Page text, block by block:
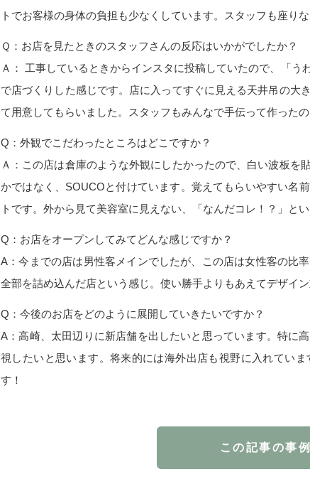
トでお客様の身体の負担も少なくしています。スタッフも座り
Ｑ：お店を見たときのスタッフさんの反応はいかがでしたか？
Ａ： 工事しているときからインスタに投稿していたので、「
で店づくりした感じです。店に入ってすぐに見える天井吊の大
て用意してもらいました。スタッフもみんなで手伝って作ったの
Q：外観でこだわったところはどこですか？
Ａ：この店は倉庫のような外観にしたかったので、白い波板を
かではなく、SOUCOと付けています。覚えてもらいやすい名
トです。外から見て美容室に見えない、「なんだコレ！？」と
Q：お店をオープンしてみてどんな感じですか？
A：今までの店は男性客メインでしたが、この店は女性客の比
全部を詰め込んだ店という感じ。使い勝手よりもあえてデザイ
Q：今後のお店をどのように展開していきたいですか？
A：高崎、太田辺りに新店舗を出したいと思っています。特に
視したいと思います。将来的には海外出店も視野に入れてい
す！
この記事の事